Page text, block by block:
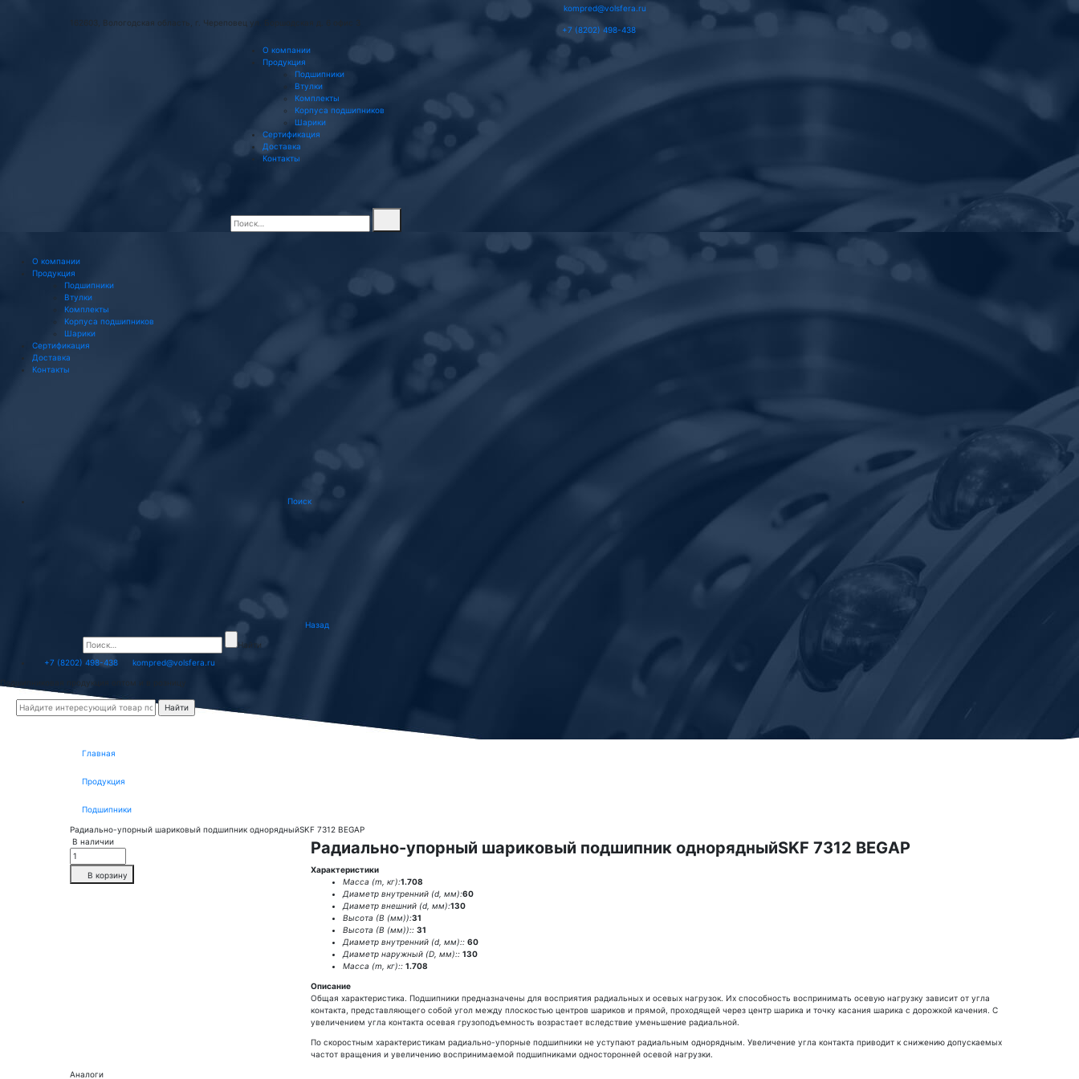
162603, Вологодская область, г. Череповец ул. Боршодская д. 6 офис 3
kompred@volsfera.ru
+7 (8202) 498-438
О компании
Продукция
Подшипники
Втулки
Комплекты
Корпуса подшипников
Шарики
Сертификация
Доставка
Контакты
О компании
Продукция
Подшипники
Втулки
Комплекты
Корпуса подшипников
Шарики
Сертификация
Доставка
Контакты
Поиск
Назад
Найти
+7 (8202) 498-438
kompred@volsfera.ru
Подшипниковая продукция оптом и в розницу
Главная
Продукция
Подшипники
Радиально-упорный шариковый подшипник однорядныйSKF 7312 BEGAP
В наличии
В корзину
Радиально-упорный шариковый подшипник однорядныйSKF 7312 BEGAP
Характеристики
Масса (m, кг):1.708
Диаметр внутренний (d, мм):60
Диаметр внешний (d, мм):130
Высота (В (мм)):31
Высота (В (мм)):: 31
Диаметр внутренний (d, мм):: 60
Диаметр наружный (D, мм):: 130
Масса (m, кг):: 1.708
Описание
Общая характеристика. Подшипники предназначены для восприятия радиальных и осевых нагрузок. Их способность воспринимать осевую нагрузку зависит от угла
контакта, представляющего собой угол между плоскостью центров шариков и прямой, проходящей через центр шарика и точку касания шарика с дорожкой качения. С
увеличением угла контакта осевая грузоподъемность возрастает вследствие уменьшение радиальной.
По скоростным характеристикам радиально-упорные подшипники не уступают радиальным однорядным. Увеличение угла контакта приводит к снижению допускаемых
частот вращения и увеличению воспринимаемой подшипниками односторонней осевой нагрузки.
Аналоги